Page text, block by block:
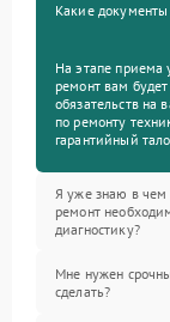
Какие документы
На этапе приема
ремонт вам
обязательств на
по ремонту
гарантийный
Я уже знаю в чем
ремонт
диагностику?
Мне нужен
сделать?